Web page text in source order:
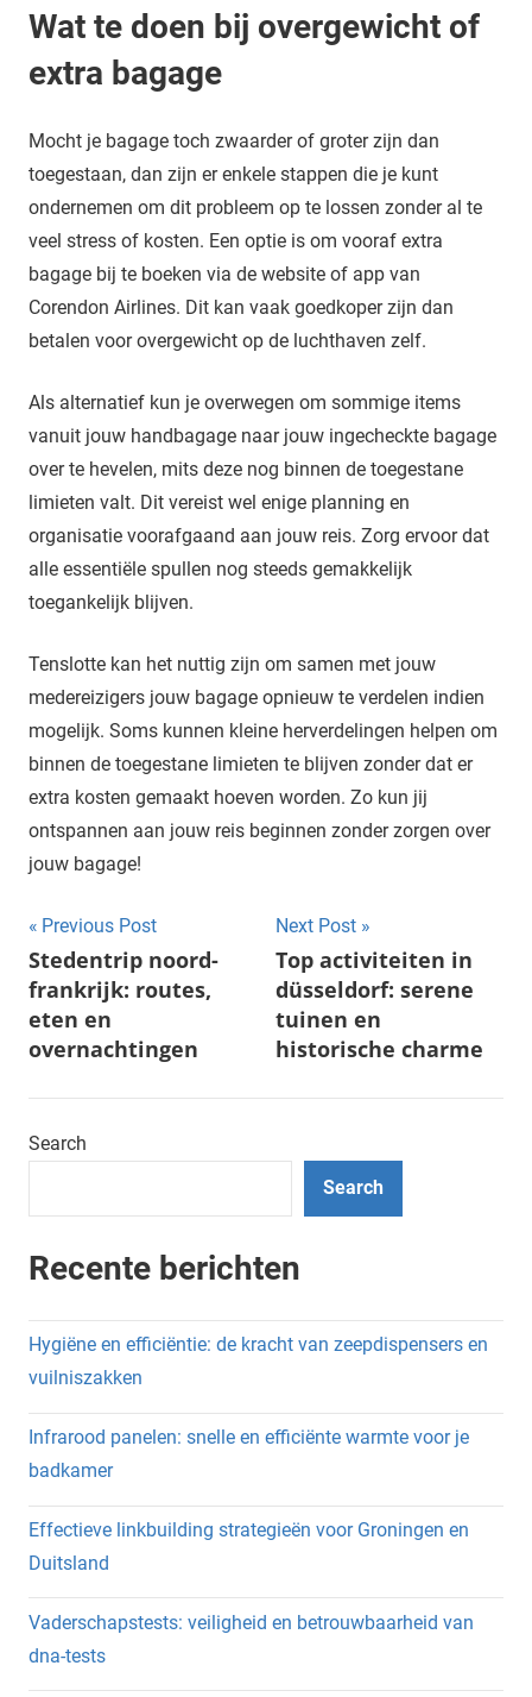
Wat te doen bij overgewicht of
extra bagage
Mocht je bagage toch zwaarder of groter zijn dan
toegestaan, dan zijn er enkele stappen die je kunt
ondernemen om dit probleem op te lossen zonder al te
veel stress of kosten. Een optie is om vooraf extra
bagage bij te boeken via de website of app van
Corendon Airlines. Dit kan vaak goedkoper zijn dan
betalen voor overgewicht op de luchthaven zelf.
Als alternatief kun je overwegen om sommige items
vanuit jouw handbagage naar jouw ingecheckte bagage
over te hevelen, mits deze nog binnen de toegestane
limieten valt. Dit vereist wel enige planning en
organisatie voorafgaand aan jouw reis. Zorg ervoor dat
alle essentiële spullen nog steeds gemakkelijk
toegankelijk blijven.
Tenslotte kan het nuttig zijn om samen met jouw
medereizigers jouw bagage opnieuw te verdelen indien
mogelijk. Soms kunnen kleine herverdelingen helpen om
binnen de toegestane limieten te blijven zonder dat er
extra kosten gemaakt hoeven worden. Zo kun jij
ontspannen aan jouw reis beginnen zonder zorgen over
jouw bagage!
Post
navigation
Previous Post
Stedentrip noord-
frankrijk: routes,
eten en
overnachtingen
Next Post
Top activiteiten in
düsseldorf: serene
tuinen en
historische charme
Search
Search
Recente berichten
Hygiëne en efficiëntie: de kracht van zeepdispensers en
vuilniszakken
Infrarood panelen: snelle en efficiënte warmte voor je
badkamer
Effectieve linkbuilding strategieën voor Groningen en
Duitsland
Vaderschapstests: veiligheid en betrouwbaarheid van
dna-tests